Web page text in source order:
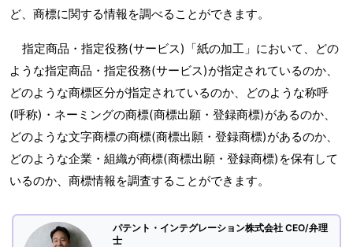
ど、商標に関する情報を調べることができます。
指定商品・指定役務(サービス)「紙の加工」において、どの
ような指定商品・指定役務(サービス)が指定されているのか、
どのような商標区分が指定されているのか、どのような称呼
(呼称)・ネーミングの商標(商標出願・登録商標)があるのか、
どのような文字商標の商標(商標出願・登録商標)があるのか、
どのような企業・組織が商標(商標出願・登録商標)を保有して
いるのか、商標情報を調査することができます。
パテント・インテグレーション株式会社 CEO/弁理
士